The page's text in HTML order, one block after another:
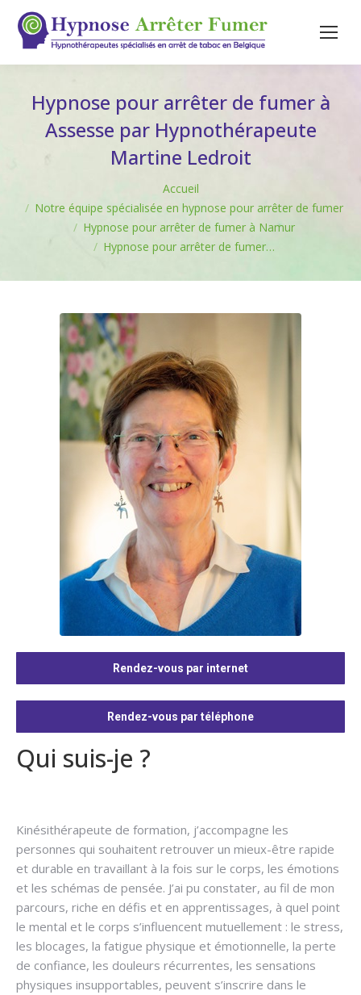
Hypnose pour arrêter de fumer à
Assesse par Hypnothérapeute
Martine Ledroit
Accueil
Notre équipe spécialisée en hypnose pour arrêter de fumer
Hypnose pour arrêter de fumer à Namur
Hypnose pour arrêter de fumer…
Qui suis-je ?
Kinésithérapeute de formation, j’accompagne les
personnes qui souhaitent retrouver un mieux-être rapide
et durable en travaillant à la fois sur le corps, les émotions
et les schémas de pensée. J’ai pu constater, au fil de mon
parcours, riche en défis et en apprentissages, à quel point
le mental et le corps s’influencent mutuellement : le stress,
les blocages, la fatigue physique et émotionnelle, la perte
de confiance, les douleurs récurrentes, les sensations
physiques insupportables, peuvent s’inscrire dans le
Rendez-vous par internet
Rendez-vous par téléphone